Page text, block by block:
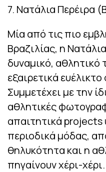
7. Νατάλια Περέιρα
Μία από τις πιο
Βραζιλίας, η
δυναμικό, αθλητικό
εξαιρετικά
Συμμετέχει με την
αθλητικές
απαιτητικά projects
περιοδικά μόδας,
θηλυκότητα και η
πηγαίνουν χέρι-χέρι.